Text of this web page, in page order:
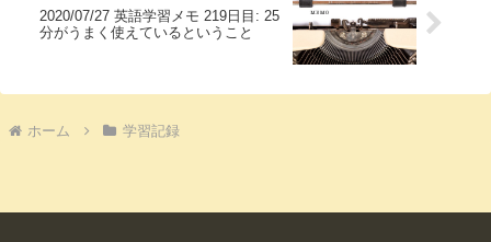
2020/07/27 英語学習メモ 219日目: 25
分がうまく使えているということ
ホーム 学習記録